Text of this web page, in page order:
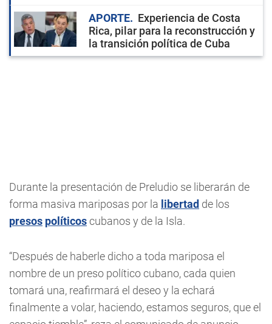
APORTE
Experiencia de Costa
Rica, pilar para la reconstrucción y
la transición política de Cuba
Durante la presentación de Preludio se liberarán de
forma masiva mariposas por la libertad de los
presos políticoscubanos y de la Isla.
“Después de haberle dicho a toda mariposa el
nombre de un preso político cubano, cada quien
tomará una, reafirmará el deseo y la echará
finalmente a volar, haciendo, estamos seguros, que el